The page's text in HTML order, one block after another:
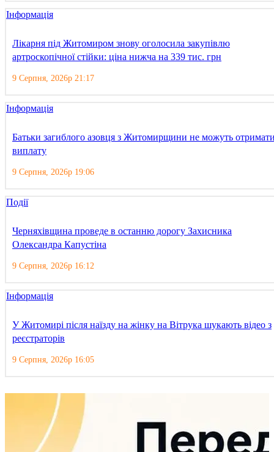
Інформація
Лікарня під Житомиром знову оголосила закупівлю
артроскопічної стійки: ціна нижча на 339 тис. грн
9 Серпня, 2026р 21:17
Інформація
Батьки загиблого азовця з Житомирщини не можуть
виплату
9 Серпня, 2026р 19:06
Події
Черняхівщина проведе в останню дорогу Захисника
Олександра Капустіна
9 Серпня, 2026р 16:12
Інформація
У Житомирі після наїзду на жінку на Вітрука шукають відео з
реєстраторів
9 Серпня, 2026р 16:05